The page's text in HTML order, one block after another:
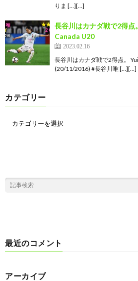
りま […][…]
長谷川はカナダ戦で2得点
Canada U20
2023.02.16
長谷川はカナダ戦で2得点。
(20/11/2016) #長谷川唯 […][…]
カテゴリー
最近のコメント
アーカイブ